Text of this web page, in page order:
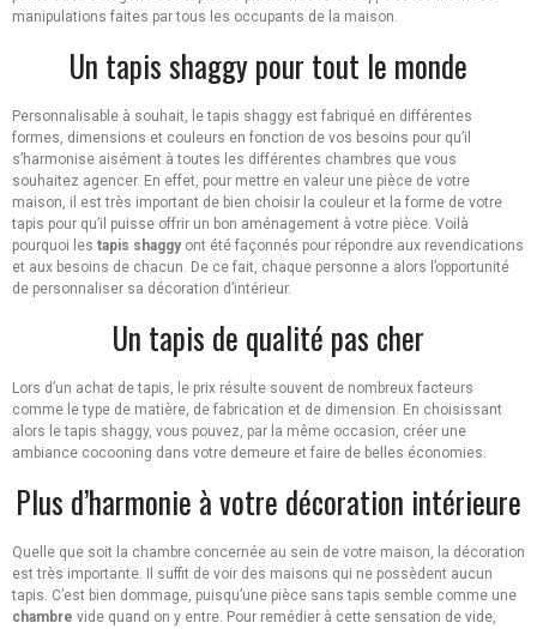
manipulations faites par tous les occupants de la maison.
Un tapis shaggy pour tout le monde
Personnalisable à souhait, le tapis shaggy est fabriqué en différentes
formes, dimensions et couleurs en fonction de vos besoins pour qu’il
s’harmonise aisément à toutes les différentes chambres que vous
souhaitez agencer. En effet, pour mettre en valeur une pièce de votre
maison, il est très important de bien choisir la couleur et la forme de votre
tapis pour qu’il puisse offrir un bon aménagement à votre pièce. Voilà
pourquoi les tapis shaggy ont été façonnés pour répondre aux revendications
et aux besoins de chacun. De ce fait, chaque personne a alors l’opportunité
de personnaliser sa décoration d’intérieur.
Un tapis de qualité pas cher
Lors d’un achat de tapis, le prix résulte souvent de nombreux facteurs
comme le type de matière, de fabrication et de dimension. En choisissant
alors le tapis shaggy, vous pouvez, par la même occasion, créer une
ambiance cocooning dans votre demeure et faire de belles économies.
Plus d’harmonie à votre décoration intérieure
Quelle que soit la chambre concernée au sein de votre maison, la décoration
est très importante. Il suffit de voir des maisons qui ne possèdent aucun
tapis. C’est bien dommage, puisqu’une pièce sans tapis semble comme une
chambre vide quand on y entre. Pour remédier à cette sensation de vide,